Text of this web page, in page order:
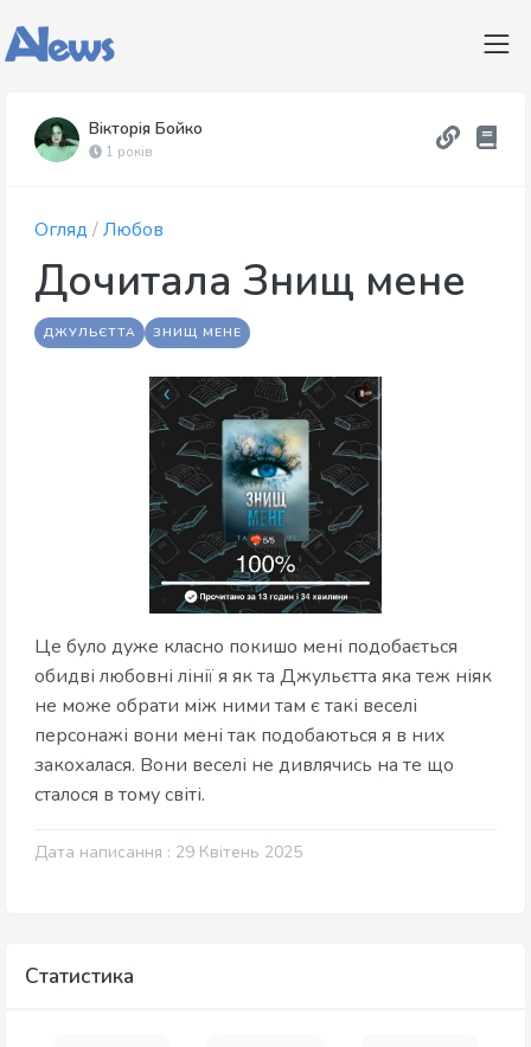
Вікторія Бойко
1 років
Огляд /Любов
Дочитала Знищ мене
ДЖУЛЬЄТТА ЗНИЩ МЕНЕ
Це було дуже класно покишо мені подобається
обидві любовні лінії я як та Джульєтта яка теж ніяк
не може обрати між ними там є такі веселі
персонажі вони мені так подобаються я в них
закохалася. Вони веселі не дивлячись на те що
сталося в тому світі.
Дата написання : 29 Квітень 2025
Статистика